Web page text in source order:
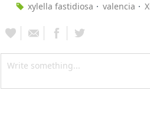
xylella fastidiosa
valencia